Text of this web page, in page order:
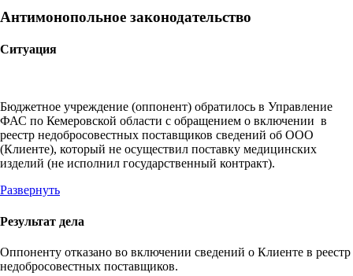
Антимонопольное законодательство
Ситуация
Бюджетное учреждение (оппонент) обратилось в Управление
ФАС по Кемеровской области с обращением о включении в
реестр недобросовестных поставщиков сведений об ООО
(Клиенте), который не осуществил поставку медицинских
изделий (не исполнил государственный контракт).
Развернуть
Результат дела
Оппоненту отказано во включении сведений о Клиенте в реестр
недобросовестных поставщиков.